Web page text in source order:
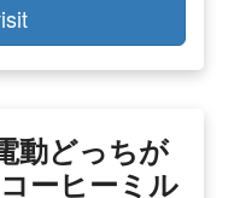
動どっちが
ーヒーミル